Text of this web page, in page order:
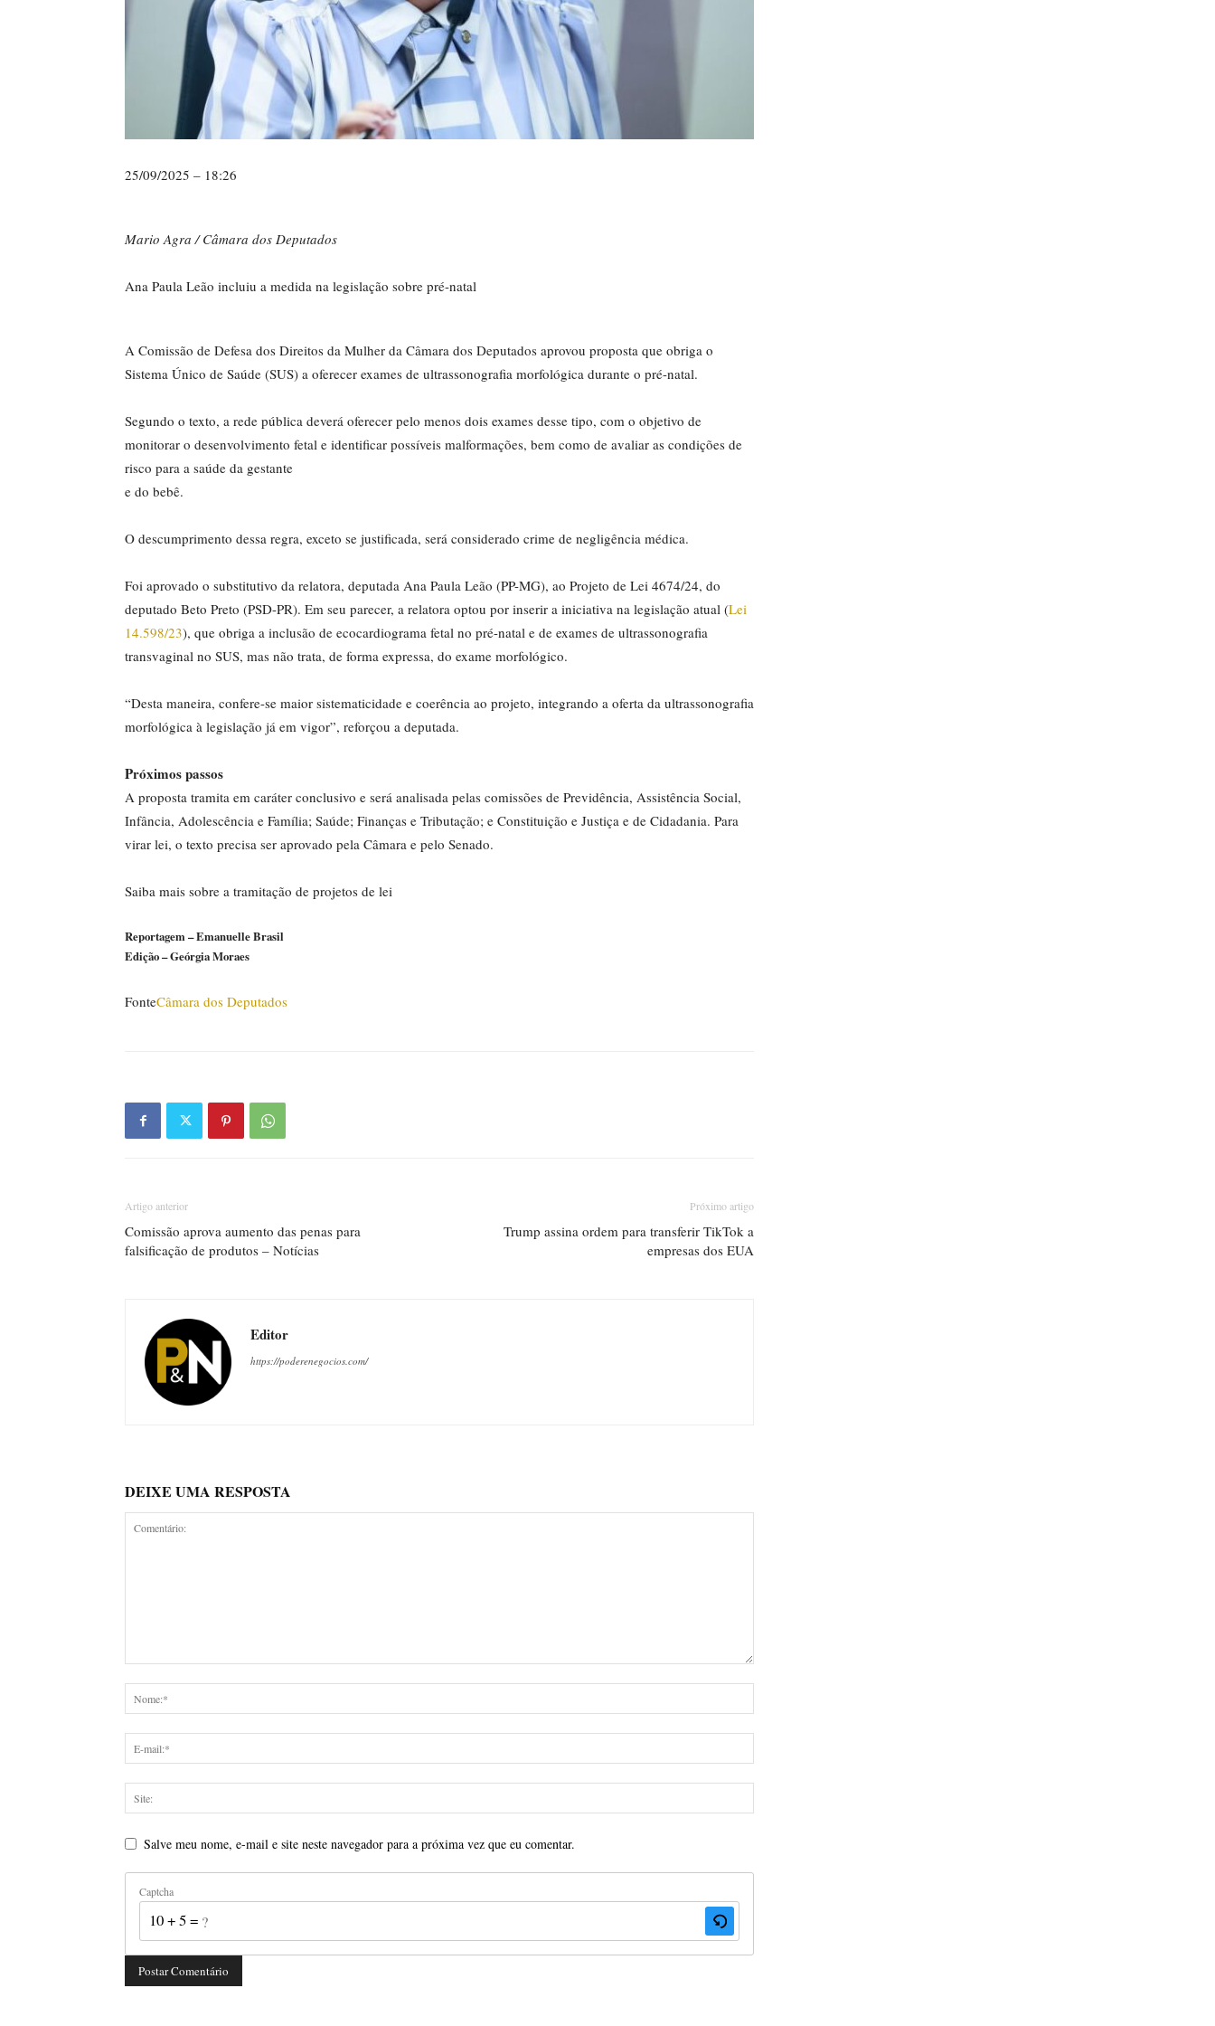
25/09/2025 – 18:26
Mario Agra / Câmara dos Deputados
Ana Paula Leão incluiu a medida na legislação sobre pré-natal
A Comissão de Defesa dos Direitos da Mulher da Câmara dos Deputados aprovou proposta que obriga o
Sistema Único de Saúde (SUS) a oferecer exames de ultrassonografia morfológica durante o pré-natal.
Segundo o texto, a rede pública deverá oferecer pelo menos dois exames desse tipo, com o objetivo de
monitorar o desenvolvimento fetal e identificar possíveis malformações, bem como de avaliar as condições de
risco para a saúde da gestante
e do bebê.
O descumprimento dessa regra, exceto se justificada, será considerado crime de negligência médica.
Foi aprovado o substitutivo da relatora, deputada Ana Paula Leão (PP-MG), ao Projeto de Lei 4674/24, do
deputado Beto Preto (PSD-PR). Em seu parecer, a relatora optou por inserir a iniciativa na legislação atual (Lei
14.598/23), que obriga a inclusão de ecocardiograma fetal no pré-natal e de exames de ultrassonografia
transvaginal no SUS, mas não trata, de forma expressa, do exame morfológico.
“Desta maneira, confere-se maior sistematicidade e coerência ao projeto, integrando a oferta da ultrassonografia
morfológica à legislação já em vigor”, reforçou a deputada.
Próximos passos
A proposta tramita em caráter conclusivo e será analisada pelas comissões de Previdência, Assistência Social,
Infância, Adolescência e Família; Saúde; Finanças e Tributação; e Constituição e Justiça e de Cidadania. Para
virar lei, o texto precisa ser aprovado pela Câmara e pelo Senado.
Saiba mais sobre a tramitação de projetos de lei
Reportagem – Emanuelle Brasil
Edição – Geórgia Moraes
FonteCâmara dos Deputados
Artigo anterior
Comissão aprova aumento das penas para
falsificação de produtos – Notícias
Próximo artigo
Trump assina ordem para transferir TikTok a
empresas dos EUA
Editor
https://poderenegocios.com/
DEIXE UMA RESPOSTA
Salve meu nome, e-mail e site neste navegador para a próxima vez que eu comentar.
Captcha
10 + 5 = ?